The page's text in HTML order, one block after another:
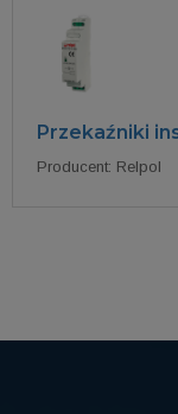
Przekaźniki
Producent: Relpol